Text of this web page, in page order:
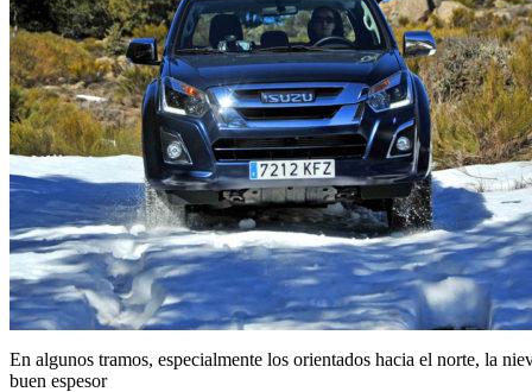
En algunos tramos, especialmente los orientados hacia el norte, la
buen espesor